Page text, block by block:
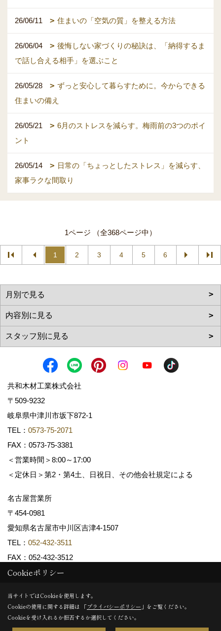
26/06/11 住まいの「空気の質」を整える方法
26/06/04
後悔しない家づくりの秘訣は、「納得するま
で話し合える相手」を選ぶこと
26/05/28
ずっと安心して暮らすために。今からできる
住まいの備え
26/05/21
6月のストレスを減らす。梅雨前の3つのポイ
ント
26/05/14
日常の「ちょっとしたストレス」を減らす、
家事ラクな間取り
1ページ （全368ページ中）
1 2 3 4 5 6
共和木材工業株式会社
〒509-9232
岐阜県中津川市坂下872‐1
TEL： 0573-75-2071
FAX：0573-75-3381
＜営業時間＞8:00～17:00
＜定休日＞第2・第4土、日祝日、その他会社規定による
名古屋営業所
〒454-0981
愛知県名古屋市中川区吉津4-1507
TEL： 052-432-3511
FAX：052-432-3512
Copyright (c) 共和木材工業株式会社. All Rights Reserved.
Produced byゴデスクリエイト
Cookieポリシー
当サイトではCookieを使用します。
Cookieの使用に関する詳細は 「プライバシーポリシー 」をご覧ください。
Cookieを受け入れるか拒否するか選択してください。